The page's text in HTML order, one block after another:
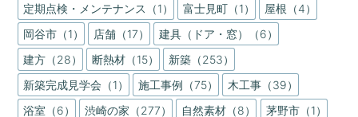
定期点検・メンテナンス（1）
富士見町（1）
屋根（4）
岡谷市（1）
店舗（17）
建具（ドア・窓）（6）
建方（28）
断熱材（15）
新築（253）
新築完成見学会（1）
施工事例（75）
木工事（39）
浴室（6）
渋崎の家（277） 自然素材（8）
茅野市（1）